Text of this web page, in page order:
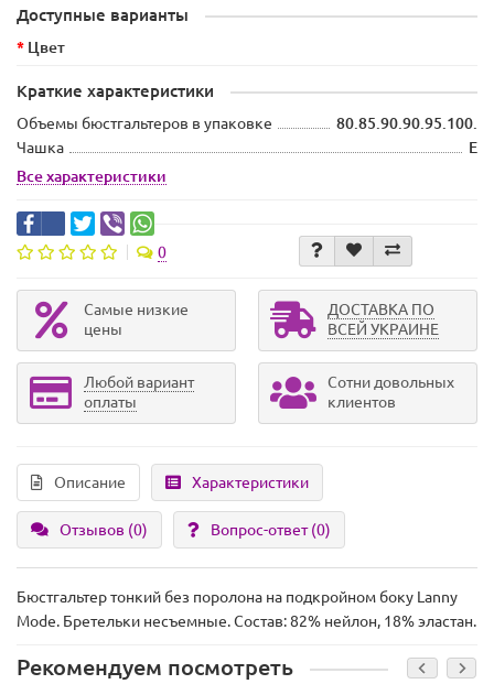
Доступные варианты
Цвет
Краткие характеристики
Объемы бюстгальтеров в упаковке
80.85.90.90.95.100.
Чашка
E
Все характеристики
0
Самые низкие
цены
ДОСТАВКА ПО
ВСЕЙ УКРАИНЕ
Любой вариант
оплаты
Сотни довольных
клиентов
Описание Характеристики
Отзывов (0) Вопрос-ответ(0)
Бюстгальтер тонкий без поролона на подкройном боку Lanny
Mode. Бретельки несъемные. Состав: 82% нейлон, 18% эластан.
Рекомендуем посмотреть